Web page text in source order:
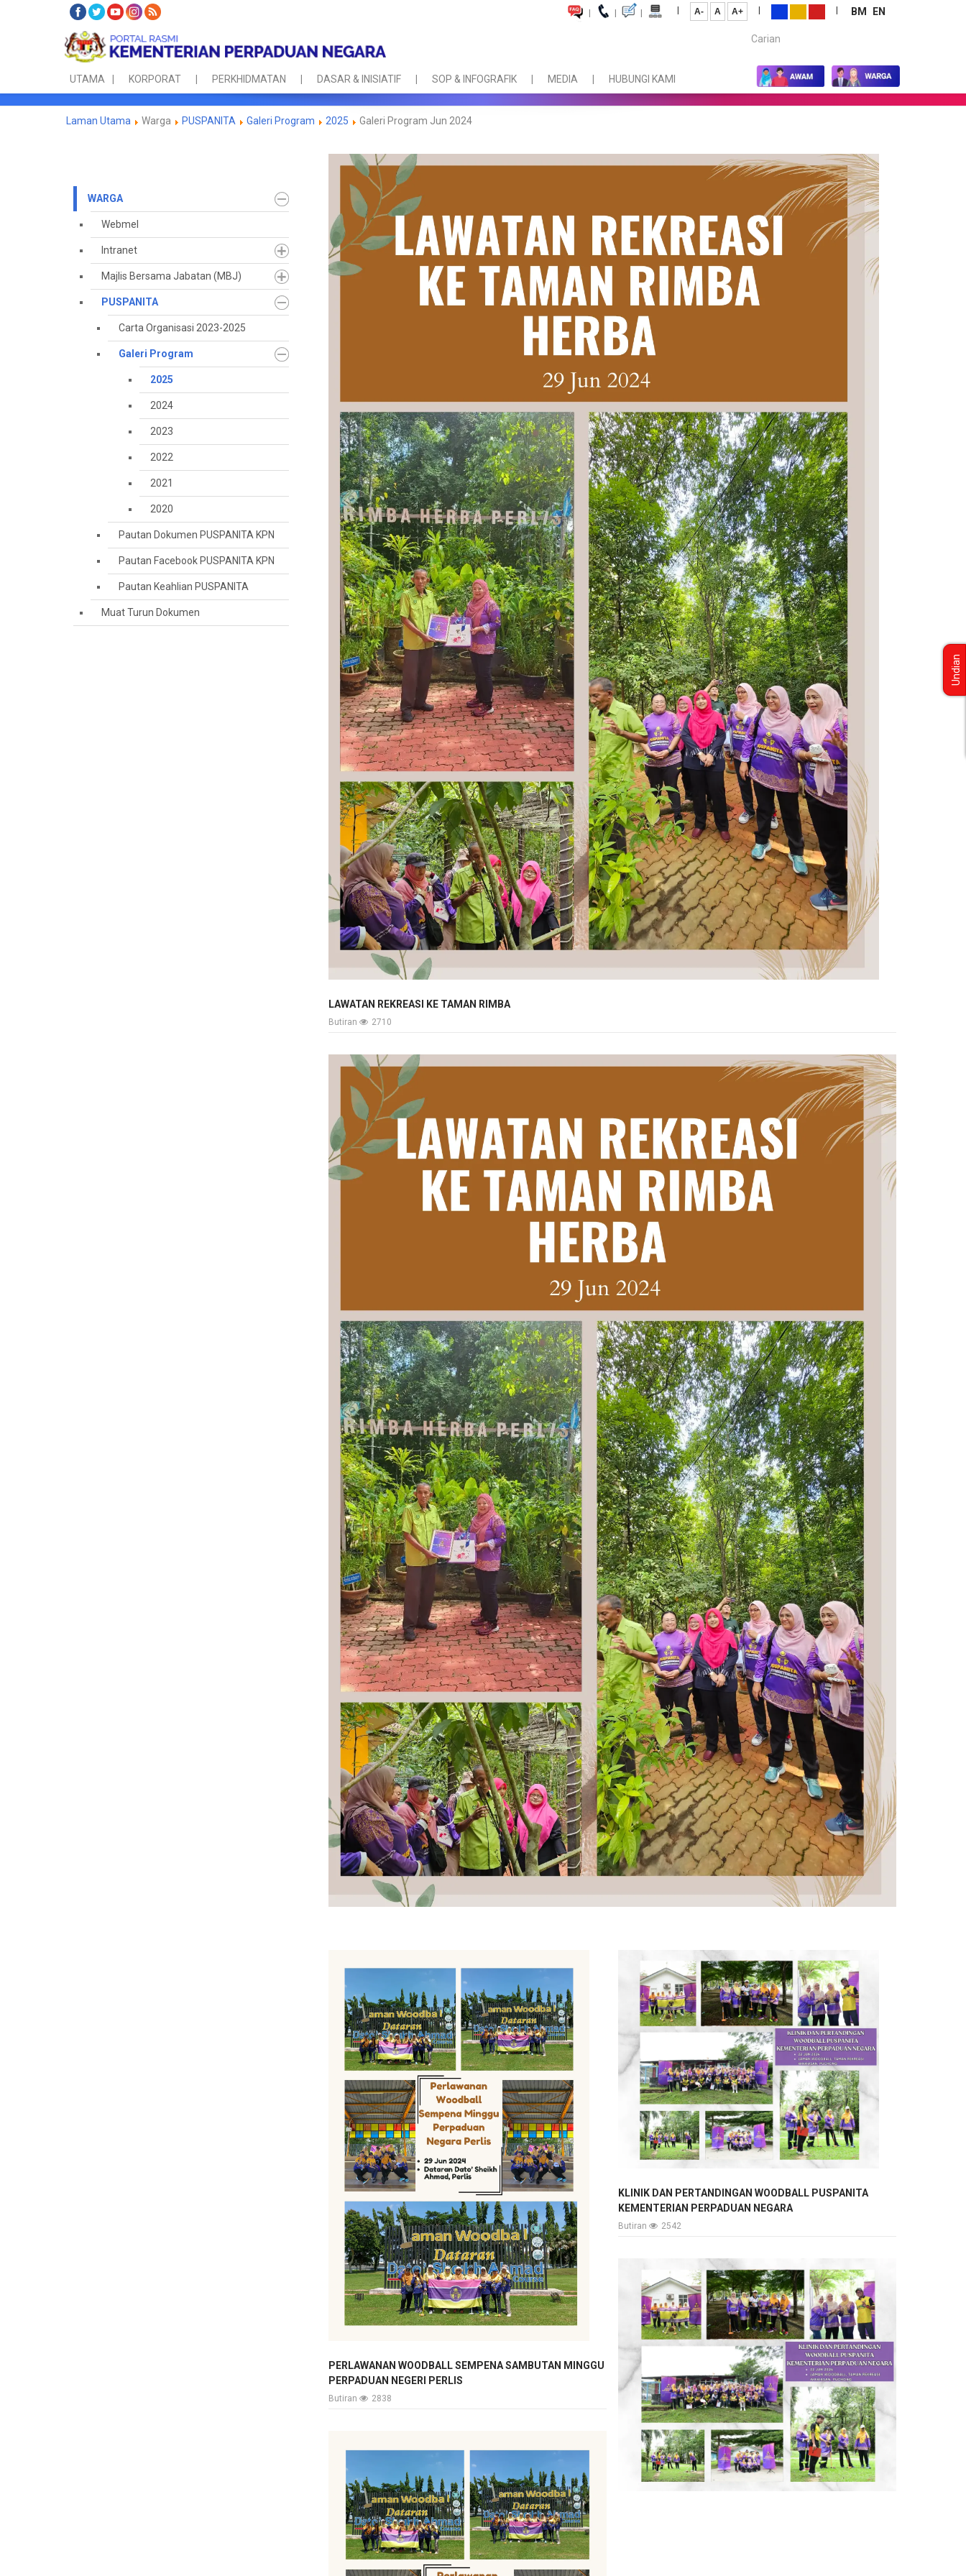
| | | | A- A A+ | | BM
EN
Carian...
UTAMA KORPORAT PERKHIDMATAN DASAR & INISIATIF SOP & INFOGRAFIK MEDIA HUBUNGI KAMI
Laman Utama Warga PUSPANITA Galeri Program 2025 Galeri Program Jun 2024
WARGA
Webmel
Intranet
Majlis Bersama Jabatan (MBJ)
PUSPANITA
Carta Organisasi 2023-2025
Galeri Program
2025
2024
2023
2022
2021
2020
Pautan Dokumen PUSPANITA KPN
Pautan Facebook PUSPANITA KPN
Pautan Keahlian PUSPANITA
Muat Turun Dokumen
LAWATAN REKREASI KE TAMAN RIMBA
Butiran 2710
PERLAWANAN WOODBALL SEMPENA SAMBUTAN MINGGU
PERPADUAN NEGERI PERLIS
Butiran 2838
KLINIK DAN PERTANDINGAN WOODBALL PUSPANITA
KEMENTERIAN PERPADUAN NEGARA
Butiran 2542
Undian